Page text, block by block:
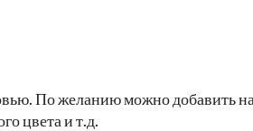
По желанию можно добавить
цвета и т.д.